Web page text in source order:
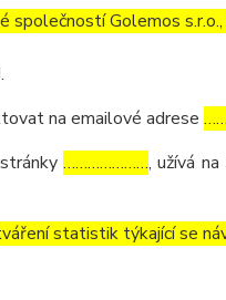
společností Golemos
na emailové adrese
…………………, užívá
statistik týkající se